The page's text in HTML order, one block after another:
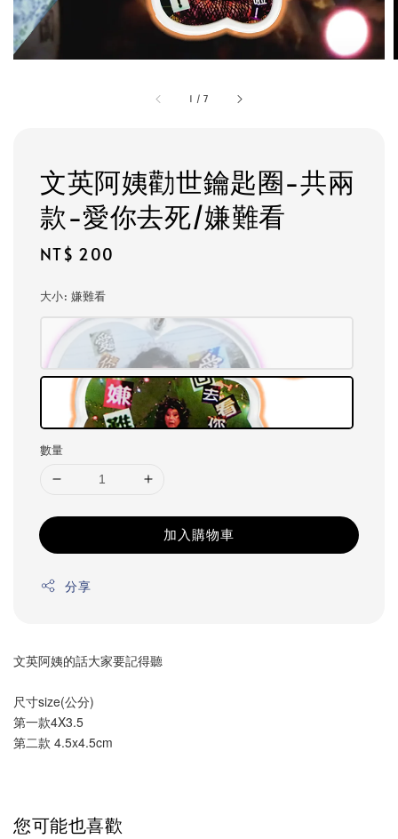
1 /7
文英阿姨勸世鑰匙圈-共兩
款-愛你去死/嫌難看
Regular
NT$ 200
大小: 嫌難看
數量
加入購物車
分享
文英阿姨的話大家要記得聽
尺寸size(公分)
第一款4X3.5
第二款 4.5x4.5cm
您可能也喜歡